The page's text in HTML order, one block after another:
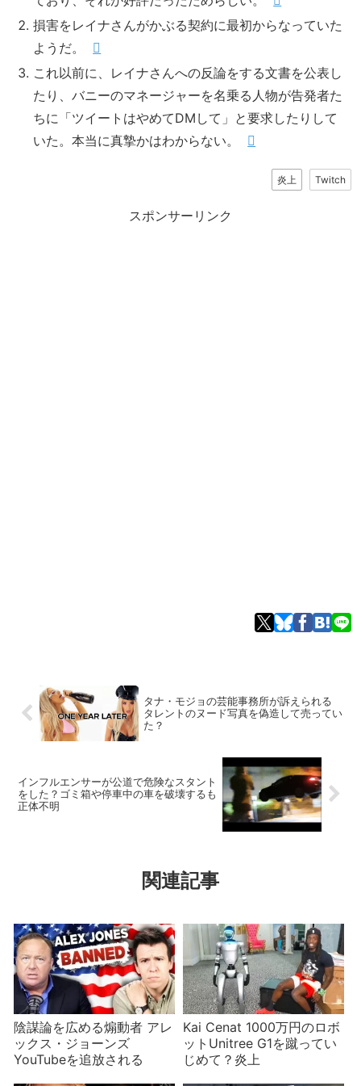
損害をレイナさんがかぶる契約に最初からなっていた
ようだ。
これ以前に、レイナさんへの反論をする文書を公表し
たり、バニーのマネージャーを名乗る人物が告発者た
ちに「ツイートはやめてDMして」と要求したりして
いた。本当に真摯かはわからない。
炎上 Twitch
スポンサーリンク
タナ・モジョの芸能事務所が訴えられる
タレントのヌード写真を偽造して売ってい
た？
インフルエンサーが公道で危険なスタント
をした？ゴミ箱や停車中の車を破壊するも
正体不明
関連記事
陰謀論を広める煽動者 アレ
ックス・ジョーンズ
YouTubeを追放される
Kai Cenat 1000万円のロボ
ットUnitree G1を蹴ってい
じめて？炎上